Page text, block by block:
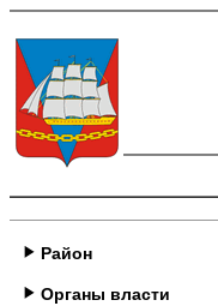
Район
Органы власти